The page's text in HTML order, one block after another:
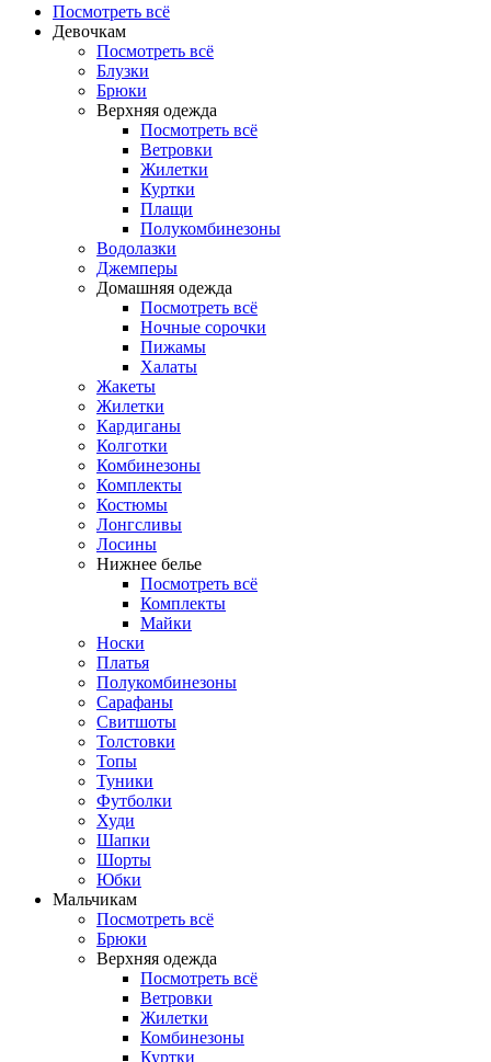
Посмотреть всё
Девочкам
Посмотреть всё
Блузки
Брюки
Верхняя одежда
Посмотреть всё
Ветровки
Жилетки
Куртки
Плащи
Полукомбинезоны
Водолазки
Джемперы
Домашняя одежда
Посмотреть всё
Ночные сорочки
Пижамы
Халаты
Жакеты
Жилетки
Кардиганы
Колготки
Комбинезоны
Комплекты
Костюмы
Лонгсливы
Лосины
Нижнее белье
Посмотреть всё
Комплекты
Майки
Носки
Платья
Полукомбинезоны
Сарафаны
Свитшоты
Толстовки
Топы
Туники
Футболки
Худи
Шапки
Шорты
Юбки
Мальчикам
Посмотреть всё
Брюки
Верхняя одежда
Посмотреть всё
Ветровки
Жилетки
Комбинезоны
Куртки